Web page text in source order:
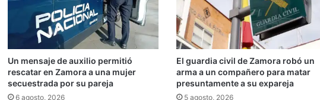
Un mensaje de auxilio permitió
rescatar en Zamora a una mujer
secuestrada por su pareja
6 agosto, 2026
El guardia civil de Zamora robó un
arma a un compañero para matar
presuntamente a su expareja
5 agosto, 2026